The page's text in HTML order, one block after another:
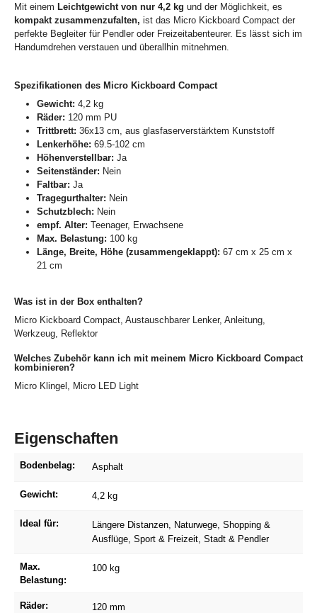
Mit einem Leichtgewicht von nur 4,2 kg und der Möglichkeit, es
kompakt zusammenzufalten, ist das Micro Kickboard Compact der
perfekte Begleiter für Pendler oder Freizeitabenteurer. Es lässt sich im
Handumdrehen verstauen und überallhin mitnehmen.
Spezifikationen des Micro Kickboard Compact
Gewicht: 4,2 kg
Räder: 120 mm PU
Trittbrett: 36x13 cm, aus glasfaserverstärktem Kunststoff
Lenkerhöhe: 69.5-102 cm
Höhenverstellbar: Ja
Seitenständer: Nein
Faltbar: Ja
Tragegurthalter: Nein
Schutzblech: Nein
empf. Alter: Teenager, Erwachsene
Max. Belastung: 100 kg
Länge, Breite, Höhe (zusammengeklappt): 67 cm x 25 cm x
21 cm
Was ist in der Box enthalten?
Micro Kickboard Compact, Austauschbarer Lenker, Anleitung,
Werkzeug, Reflektor
Welches Zubehör kann ich mit meinem Micro Kickboard Compact
kombinieren?
Micro Klingel, Micro LED Light
Eigenschaften
Bodenbelag: Asphalt
Gewicht: 4,2 kg
Ideal für: Längere Distanzen , Naturwege , Shopping &
Ausflüge , Sport & Freizeit , Stadt & Pendler
Max.
Belastung:
100 kg
Räder: 120 mm